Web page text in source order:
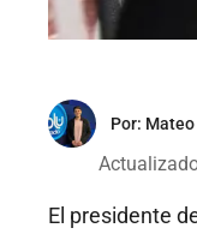
Por:
El presidente